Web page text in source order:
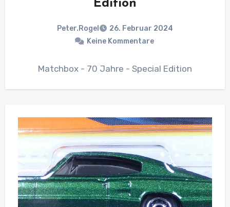
Edition
Peter.Rogel
26. Februar 2024
Keine Kommentare
Matchbox - 70 Jahre - Special Edition